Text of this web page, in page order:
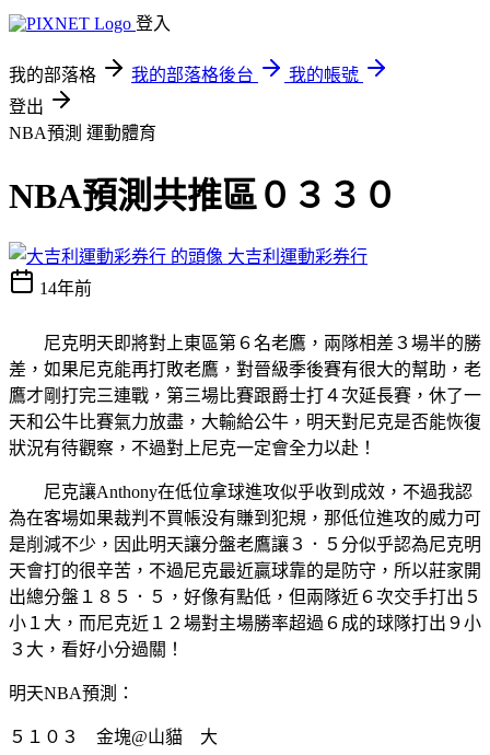
登入
我的部落格 我的部落格後台
我的帳號
登出
NBA預測 運動體育
NBA預測共推區０３３０
大吉利運動彩券行
14年前
尼克明天即將對上東區第６名老鷹，兩隊相差３場半的勝
差，如果尼克能再打敗老鷹，對晉級季後賽有很大的幫助，老
鷹才剛打完三連戰，第三場比賽跟爵士打４次延長賽，休了一
天和公牛比賽氣力放盡，大輸給公牛，明天對尼克是否能恢復
狀況有待觀察，不過對上尼克一定會全力以赴！
尼克讓Anthony在低位拿球進攻似乎收到成效，不過我認
為在客場如果裁判不買帳没有賺到犯規，那低位進攻的威力可
是削減不少，因此明天讓分盤老鷹讓３．５分似乎認為尼克明
天會打的很辛苦，不過尼克最近贏球靠的是防守，所以莊家開
出總分盤１８５．５，好像有點低，但兩隊近６次交手打出５
小１大，而尼克近１２場對主場勝率超過６成的球隊打出９小
３大，看好小分過關！
明天NBA預測：
５１０３ 金塊@山貓 大